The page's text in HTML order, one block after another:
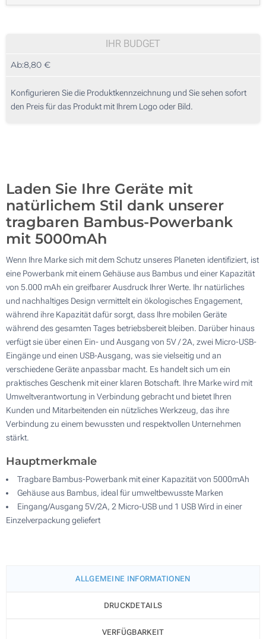
3 Farbig (Auf einer Seite)
Lasergravur (Auf einer Seite)
10
50
IHR BUDGET
Ab:8,80 €
Konfigurieren Sie die Produktkennzeichnung und Sie sehen sofort
den Preis für das Produkt mit Ihrem Logo oder Bild.
Laden Sie Ihre Geräte mit
natürlichem Stil dank unserer
tragbaren Bambus-Powerbank
mit 5000mAh
Wenn Ihre Marke sich mit dem Schutz unseres Planeten identifiziert, ist
eine Powerbank mit einem Gehäuse aus Bambus und einer Kapazität
von 5.000 mAh ein greifbarer Ausdruck Ihrer Werte. Ihr natürliches
und nachhaltiges Design vermittelt ein ökologisches Engagement,
während ihre Kapazität dafür sorgt, dass Ihre mobilen Geräte
während des gesamten Tages betriebsbereit bleiben. Darüber hinaus
verfügt sie über einen Ein- und Ausgang von 5V / 2A, zwei Micro-USB-
Eingänge und einen USB-Ausgang, was sie vielseitig und an
verschiedene Geräte anpassbar macht. Es handelt sich um ein
praktisches Geschenk mit einer klaren Botschaft. Ihre Marke wird mit
Umweltverantwortung in Verbindung gebracht und bietet Ihren
Kunden und Mitarbeitenden ein nützliches Werkzeug, das ihre
Verbindung zu einem bewussten und respektvollen Unternehmen
stärkt.
Hauptmerkmale
Tragbare Bambus-Powerbank mit einer Kapazität von 5000mAh
Gehäuse aus Bambus, ideal für umweltbewusste Marken
Eingang/Ausgang 5V/2A, 2 Micro-USB und 1 USB Wird in einer
Einzelverpackung geliefert
ALLGEMEINE INFORMATIONEN
DRUCKDETAILS
VERFÜGBARKEIT